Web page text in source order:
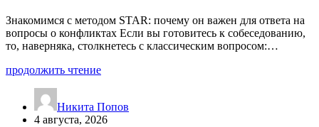
Знакомимся с методом STAR: почему он важен для ответа на
вопросы о конфликтах Если вы готовитесь к собеседованию,
то, наверняка, столкнетесь с классическим вопросом:…
продолжить чтение
Никита Попов
4 августа, 2026